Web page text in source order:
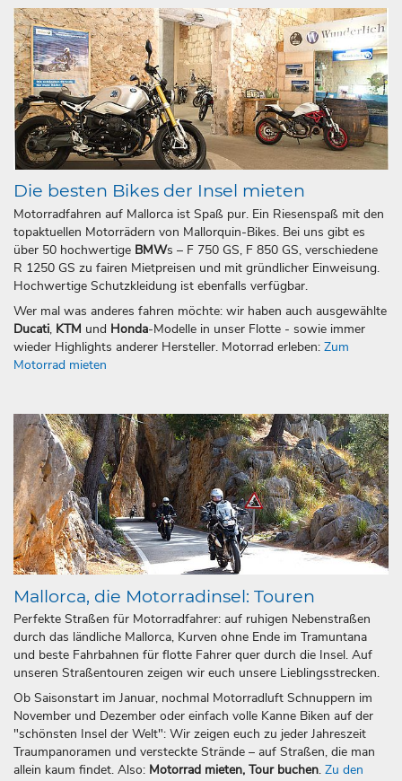
Die besten Bikes der Insel mieten
Motorradfahren auf Mallorca ist Spaß pur. Ein Riesenspaß mit den
topaktuellen Motorrädern von Mallorquin-Bikes. Bei uns gibt es
über 50 hochwertige BMWs – F 750 GS, F 850 GS, verschiedene
R 1250 GS zu fairen Mietpreisen und mit gründlicher Einweisung.
Hochwertige Schutzkleidung ist ebenfalls verfügbar.
Wer mal was anderes fahren möchte: wir haben auch ausgewählte
Ducati, KTM und Honda-Modelle in unser Flotte - sowie immer
wieder Highlights anderer Hersteller. Motorrad erleben: Zum
Motorrad mieten
Mallorca, die Motorradinsel: Touren
Perfekte Straßen für Motorradfahrer: auf ruhigen Nebenstraßen
durch das ländliche Mallorca, Kurven ohne Ende im Tramuntana
und beste Fahrbahnen für flotte Fahrer quer durch die Insel. Auf
unseren Straßentouren zeigen wir euch unsere Lieblingsstrecken.
Ob Saisonstart im Januar, nochmal Motorradluft Schnuppern im
November und Dezember oder einfach volle Kanne Biken auf der
"schönsten Insel der Welt": Wir zeigen euch zu jeder Jahreszeit
Traumpanoramen und versteckte Strände – auf Straßen, die man
allein kaum findet. Also: Motorrad mieten, Tour buchen. Zu den